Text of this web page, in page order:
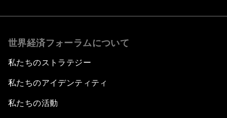
世界経済フォーラムについて
私たちのストラテジー
私たちのアイデンティティ
私たちの活動